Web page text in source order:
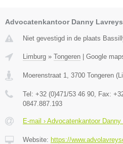
Advocatenkantoor Danny
Niet gevestigd in de plaats
Limburg » Tongeren Google
Moerenstraat 1, 3700 Tongeren (
Tel: +32 (0)471/53 46 90, Fax:
0847.887.193
E-mail › Advocatenkantoor
Website: https://